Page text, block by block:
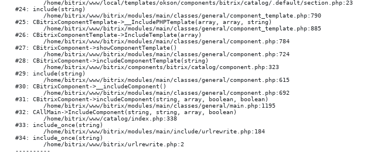
#24: include(string)
#25: CBitrixComponentTemplate->__IncludePHPTemplate(array, array, string)
#26: CBitrixComponentTemplate->IncludeTemplate(array)
#27: CBitrixComponent->showComponentTemplate()
#28: CBitrixComponent->includeComponentTemplate(string)
#29: include(string)
#30: CBitrixComponent->__includeComponent()
#31: CBitrixComponent->includeComponent(string, array, boolean, boolean)
#32: CAllMain->IncludeComponent(string, string, array, boolean)
#33: include_once(string)
#34: include_once(string)